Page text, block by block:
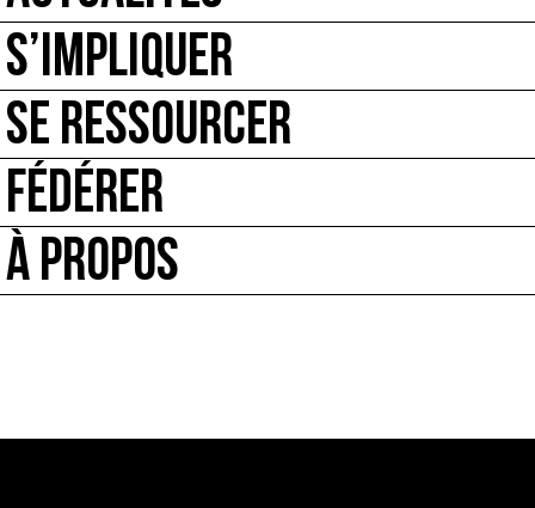
S’IMPLIQUER
SE RESSOURCER
FÉDÉRER
À PROPOS